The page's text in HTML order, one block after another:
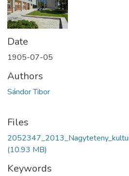
Date
1905-07-05
Authors
Sándor Tibor
Files
(10.93 MB)
Keywords